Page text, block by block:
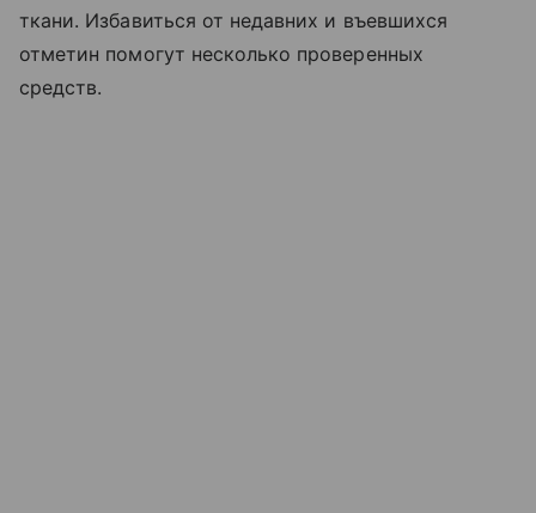
ткани. Избавиться от недавних и въевшихся
отметин помогут несколько проверенных
средств.